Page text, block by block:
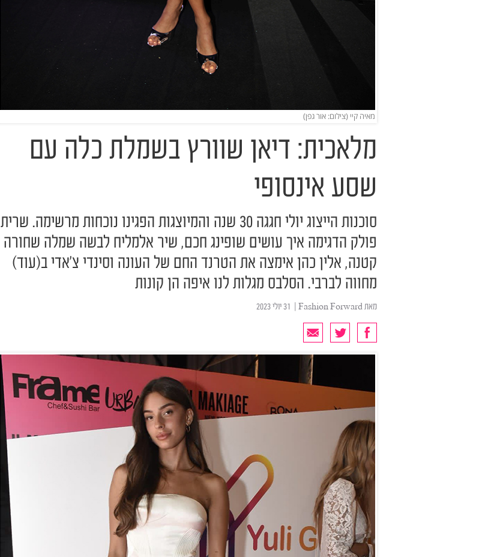
מאיה קיי (צילום: אור גפן)
מלאכית: דיאן שוורץ בשמלת כלה עם
שסע אינסופי
סוכנות הייצוג יולי חגגה 30 שנה והמיוצגות הפגינו נוכחות מרשימה. שרית
פולק הדגימה איך עושים שופינג חכם, שיר אלמליח לבשה שמלה שחורה
קטנה, אלין כהן אימצה את הטרנד החם של העונה וסינדי צ'אדי ב(עוד)
מחווה לברבי. הסלבס מגלות לנו איפה הן קונות
מאתFashion Forward